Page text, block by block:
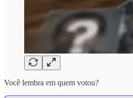
Você lembra em quem votou?